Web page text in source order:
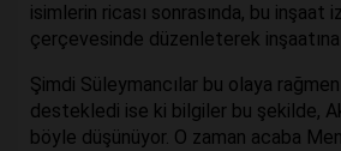
isimlerin ricası sonrasında, bu inşaat
çerçevesinde düzenleterek
Şimdi Süleymancılar bu olaya
destekledi ise ki bilgiler bu şekilde,
böyle düşünüyor. O zaman acaba